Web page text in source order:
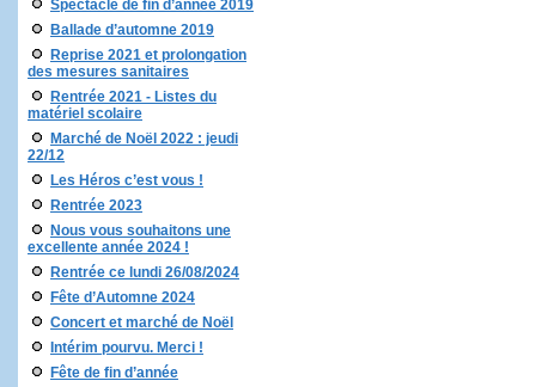
Spectacle de fin d’année 2019
Ballade d’automne 2019
Reprise 2021 et prolongation
des mesures sanitaires
Rentrée 2021 - Listes du
matériel scolaire
Marché de Noël 2022 : jeudi
22/12
Les Héros c’est vous !
Rentrée 2023
Nous vous souhaitons une
excellente année 2024 !
Rentrée ce lundi 26/08/2024
Fête d’Automne 2024
Concert et marché de Noël
Intérim pourvu. Merci !
Fête de fin d’année